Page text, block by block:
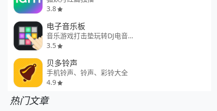
3.8
电子音乐板
音乐游戏打击垫玩转DJ电音创作
3.5
贝多铃声
手机铃声、铃声、彩铃大全
4.9
热门文章